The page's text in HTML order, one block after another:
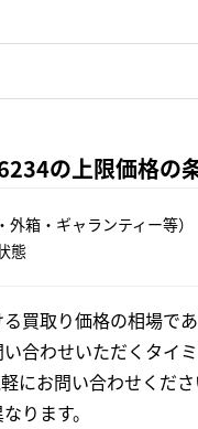
の上限価格の
箱・ギャランティー等）
態
買取り価格の相場で
合わせいただくタイ
にお問い合わせくださ
ります。